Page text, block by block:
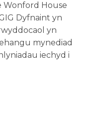
Wonford House
Dyfnaint yn
yn
mynediad
iechyd i